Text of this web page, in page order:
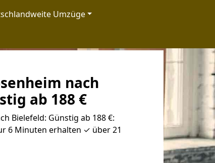
Umzüge
nach
ab 188 €
Bielefeld: Günstig ab 188 €:
6 Minuten erhalten ✓ über 21